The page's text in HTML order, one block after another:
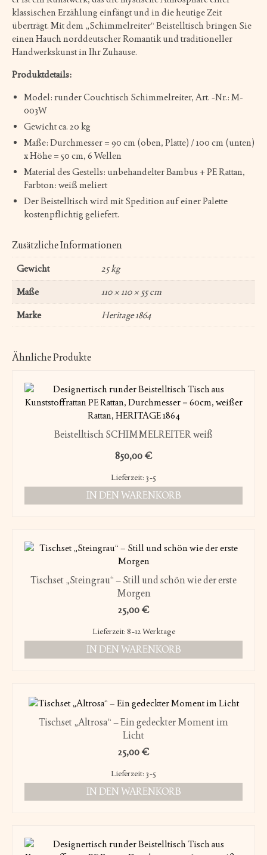
klassischen Erzählung einfängt und in die heutige Zeit
überträgt. Mit dem „Schimmelreiter“ Beistelltisch bringen Sie
einen Hauch norddeutscher Romantik und traditioneller
Handwerkskunst in Ihr Zuhause.
Produktdetails:
Model: runder Couchtisch Schimmelreiter, Art. -Nr.: M-
003W
Gewicht ca. 20 kg
Maße: Durchmesser = 90 cm (oben, Platte) / 100 cm (unten)
x Höhe = 50 cm, 6 Wellen
Material des Gestells: unbehandelter Bambus + PE Rattan,
Farbton: weiß meliert
Der Beistelltisch wird mit Spedition auf einer Palette
kostenpflichtig geliefert.
Zusätzliche Informationen
Gewicht 25 kg
Maße 110 × 110 × 55 cm
Marke Heritage 1864
Ähnliche Produkte
Beistelltisch SCHIMMELREITER weiß
850,00€
Lieferzeit: 3-5
IN DEN WARENKORB
Tischset „Steingrau“ – Still und schön wie der erste
Morgen
25,00€
Lieferzeit:8-12 Werktage
IN DEN WARENKORB
Tischset „Altrosa“ – Ein gedeckter Moment im
Licht
25,00€
Lieferzeit: 3-5
IN DEN WARENKORB